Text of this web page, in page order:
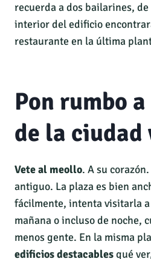
recuerda a dos bailarines,
interior del edificio
restaurante en la última
Pon rumbo
de la ciudad
Vete al meollo. A su
antiguo. La plaza es bien
fácilmente, intenta visitarla
mañana o incluso de noche,
menos gente. En la misma
edificios destacablesqué